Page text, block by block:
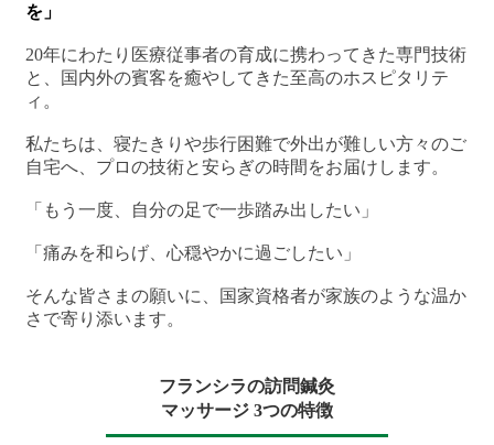
を」
20年にわたり医療従事者の育成に携わってきた専門技術
と、国内外の賓客を癒やしてきた至高のホスピタリテ
ィ。
私たちは、寝たきりや歩行困難で外出が難しい方々のご
自宅へ、プロの技術と安らぎの時間をお届けします。
「もう一度、自分の足で一歩踏み出したい」
「痛みを和らげ、心穏やかに過ごしたい」
そんな皆さまの願いに、国家資格者が家族のような温か
さで寄り添います。
フランシラの訪問鍼灸
マッサージ 3つの特徴